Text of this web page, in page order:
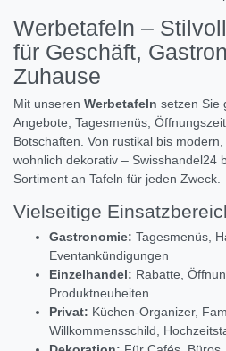
Werbetafeln –
für Geschäft,
Zuhause
Mit unseren Werbetafeln setzen Sie
Angebote, Tagesmenüs,
Botschaften. Von rustikal bis
wohnlich dekorativ – Swisshandel24
Sortiment an Tafeln für jeden Zweck.
Vielseitige
Gastronomie: Tagesmenüs,
Eventankündigungen
Einzelhandel: Rabatte,
Produktneuheiten
Privat: Küchen-Organizer,
Willkommensschild,